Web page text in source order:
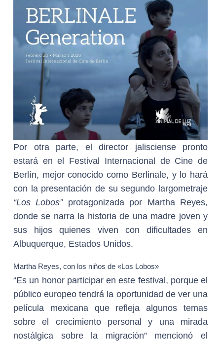
Por otra parte, el director jalisciense pronto
estará en el Festival Internacional de Cine de
Berlín, mejor conocido como Berlinale, y lo hará
con la presentación de su segundo largometraje
“Los Lobos”protagonizada por Martha Reyes,
donde se narra la historia de una madre joven y
sus hijos quienes viven con dificultades en
Albuquerque, Estados Unidos.
Martha Reyes, con los niños de «Los Lobos»
“Es un honor participar en este festival, porque el
público europeo tendrá la oportunidad de ver una
película mexicana que refleja algunos temas
sobre el crecimiento personal y una mirada
nostálgica sobre la migración” mencionó el